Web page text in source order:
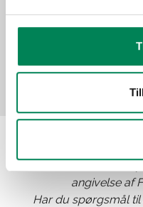
Materialet kan frit
angivelse af
Har du spørgsmål